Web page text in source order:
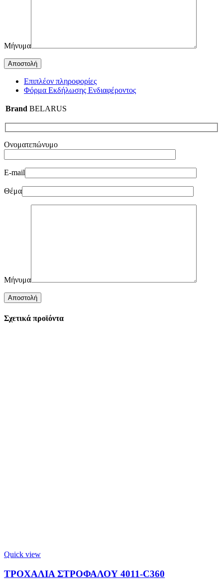
Μήνυμα
Επιπλέον πληροφορίες
Φόρμα Εκδήλωσης Ενδιαφέροντος
Brand BELARUS
Ονοματεπώνυμο
E-mail
Θέμα
Μήνυμα
Σχετικά προϊόντα
Quick view
ΤΡΟΧΑΛΙΑ ΣΤΡΟΦΑΛΟΥ 4011-C360